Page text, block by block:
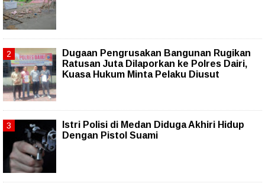
Dugaan Pengrusakan Bangunan Rugikan
Ratusan Juta Dilaporkan ke Polres Dairi,
Kuasa Hukum Minta Pelaku Diusut
Istri Polisi di Medan Diduga Akhiri Hidup
Dengan Pistol Suami